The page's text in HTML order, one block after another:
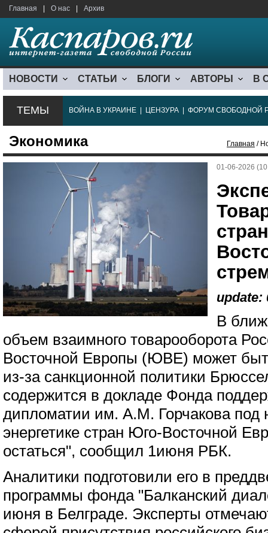
Главная О нас Архив
НОВОСТИ СТАТЬИ БЛОГИ АВТОРЫ В
ТЕМЫ ВОЙНА В УКРАИНЕ ЦЕНЗУРА ФОРУМ СВОБОДНОЙ
Экономика Главная /
01-06-2026
update:
В
объем взаимного товарооборота
Восточной Европы (ЮВЕ) может
из-за санкционной политики
содержится в докладе Фонда
дипломатии им. А.М. Горчакова под
энергетике стран Юго-Восточной
остаться", сообщил 1июня РБК.
Аналитики подготовили его в
программы фонда "Балканский
июня в Белграде. Эксперты